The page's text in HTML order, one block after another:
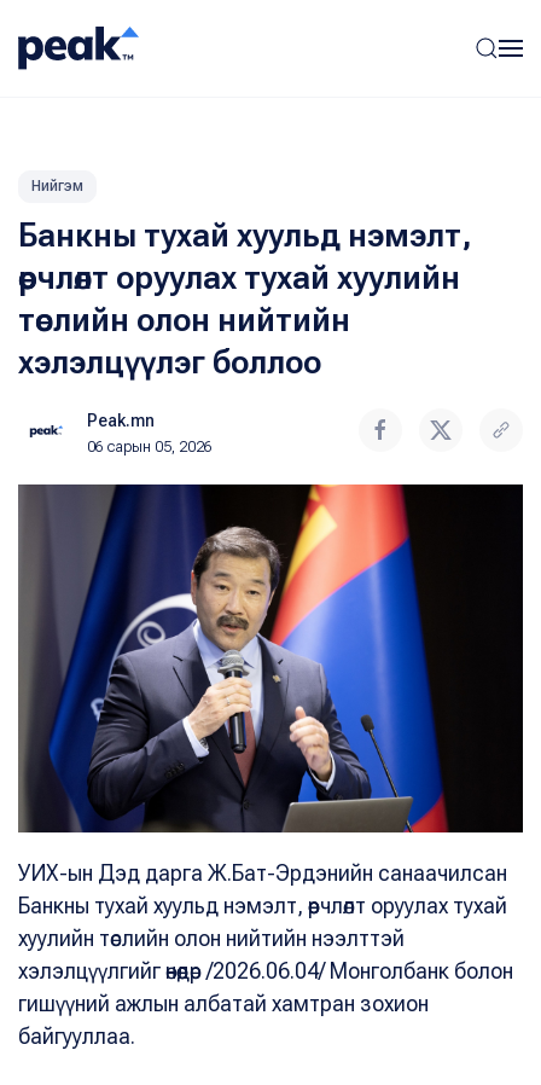
Нийгэм
Банкны тухай хуульд нэмэлт,
өөрчлөлт оруулах тухай хуулийн
төслийн олон нийтийн
хэлэлцүүлэг боллоо
Peak.mn
06 сарын 05, 2026
УИХ-ын Дэд дарга Ж.Бат-Эрдэнийн санаачилсан
Банкны тухай хуульд нэмэлт, өөрчлөлт оруулах тухай
хуулийн төслийн олон нийтийн нээлттэй
хэлэлцүүлгийг өнөөдөр /2026.06.04/ Монголбанк болон
гишүүний ажлын албатай хамтран зохион
байгууллаа.